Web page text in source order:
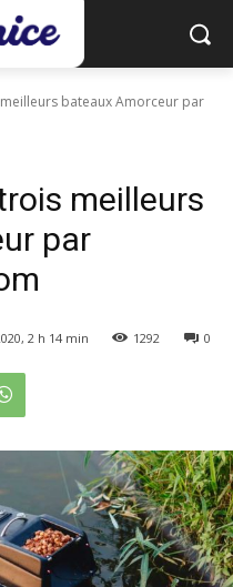
bateaux Amorceur par
meilleurs
par
2 h 14 min 0
1292